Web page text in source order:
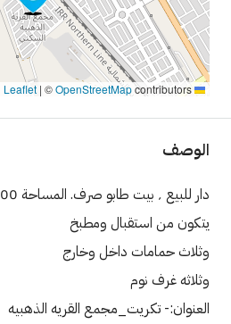
Leaflet
| ©OpenStreetMapcontributors
الوصف
دار للبيع ٬ بيت طابو صرف. المساحة 200 متر طابقين
يتكون من استقبال ومطبخ
وثلاث حمامات داخل وخارج
وثلاثه غرف نوم
العنوان:- تكريت_مجمع القريه الذهبيه